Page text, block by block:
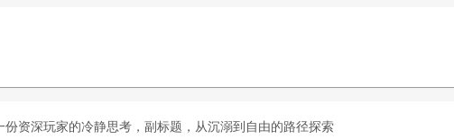
资深玩家的冷静思考，副标题，从沉溺到自由的路径探索